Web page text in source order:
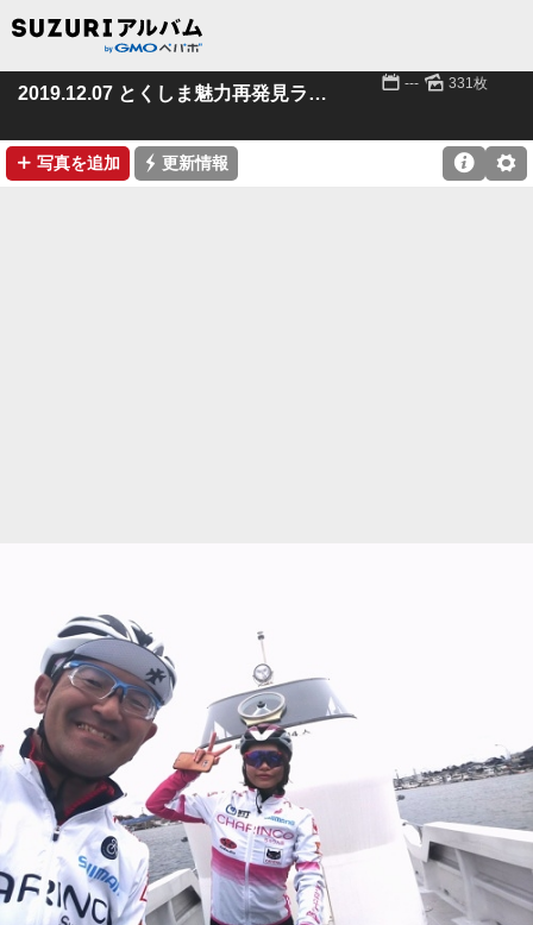
2019.12.07 とくしま魅力再発見ライド 📅 --- 🌄 331枚
➕ 写真を追加 ⚡ 更新情報 ⚙
